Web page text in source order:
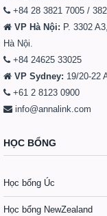
+84 28 3821 7005 /
VP Hà Nội: P. 3302
Hà Nội.
+84 24625 33025
VP Sydney: 19/20-22
+61 2 8123 0900
info@annalink.com
HỌC BỔNG
Học bổng Úc
Học bổng NewZealand